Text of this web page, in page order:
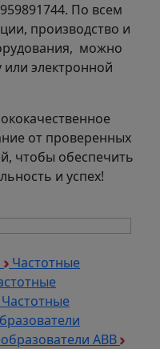
По всем
производство и
можно
или электронной
от проверенных
чтобы обеспечить
и успех!
Частотные
Частотные
ABB